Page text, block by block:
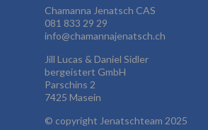
Chamanna Jenatsch CAS
081 833 29 29
info@chamannajenatsch.ch
Jill Lucas & Daniel Sidler
bergeistert GmbH
Parschins 2
7425 Masein
© copyright Jenatschteam 2025